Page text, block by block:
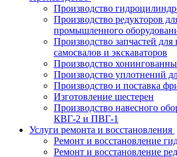
Производство
Производство редукторов
промышленного
Производство запчастей для
самосвалов и экскаваторов
Производство
Производство уплотнений
Производство и поставка
Изготовление шестерен
Производство навесного
КВГ-2 и ПВГ-1
Услуги ремонта и восстановления
Ремонт и восстановление
Ремонт и восстановление